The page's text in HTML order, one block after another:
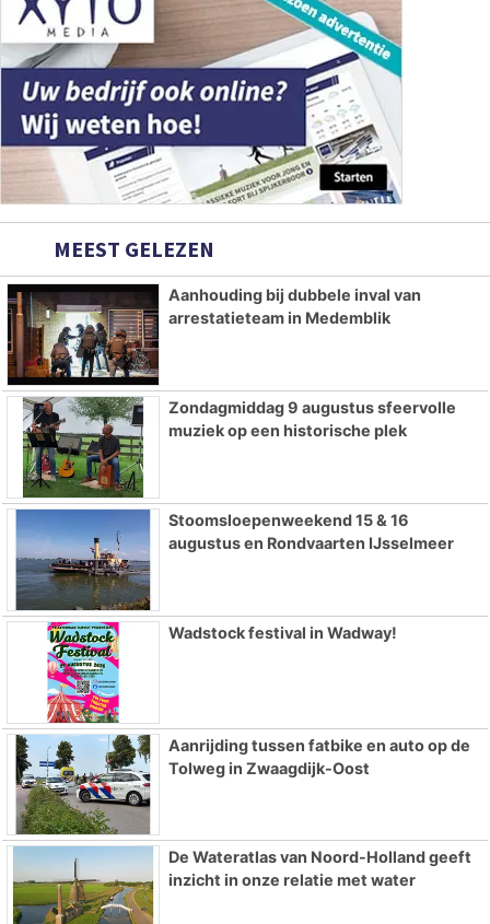
MEEST GELEZEN
Aanhouding bij dubbele inval van
arrestatieteam in Medemblik
Zondagmiddag 9 augustus sfeervolle
muziek op een historische plek
Stoomsloepenweekend 15 & 16
augustus en Rondvaarten IJsselmeer
Wadstock festival in Wadway!
Aanrijding tussen fatbike en auto op de
Tolweg in Zwaagdijk-Oost
De Wateratlas van Noord-Holland geeft
inzicht in onze relatie met water